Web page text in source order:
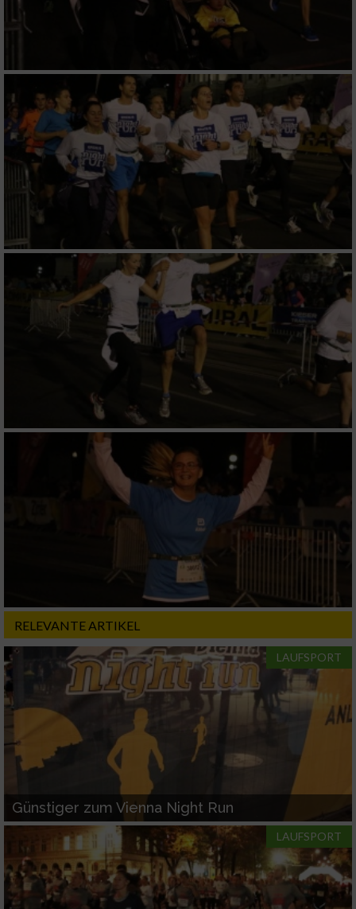
RELEVANTE ARTIKEL
LAUFSPORT
Günstiger zum Vienna Night Run
LAUFSPORT
Verwendung von Profilen zur Auswahl
personalisierter Werbung
von Inhalten
Verwendung von Profilen zur Auswahl
personalisierter Inhalte
Messung der Werbeleistung
Messung der Performance von Inhalten
Analyse von Zielgruppen durch Statistiken
oder Kombinationen von Daten aus
verschiedenen Quellen
Entwicklung und Verbesserung der Angebote
Verwendung reduzierter Daten zur Auswahl
IAB-Besonderheiten:
Verwendung genauer Standortdaten
Geräte anhand von aktiv angeforderten
Informationen identifizieren
Nicht-IAB-Verarbeitungszwecke:
Funktional